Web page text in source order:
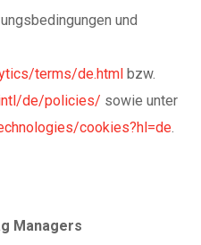
und
terms/de.html bzw.
de/policies/ sowie unter
cookies?hl=de.
Managers